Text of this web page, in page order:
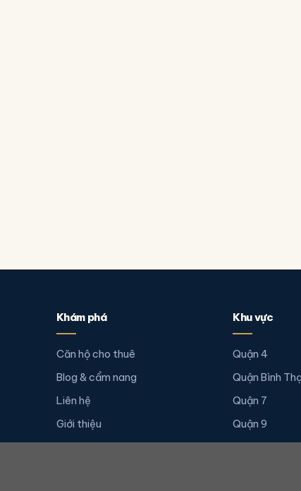
Khám phá
Căn hộ cho thuê
Blog & cẩm nang
Liên hệ
Giới thiệu
Khu vực
Quận 4
Quận Bình
Quận 7
Quận 9
Quận 2